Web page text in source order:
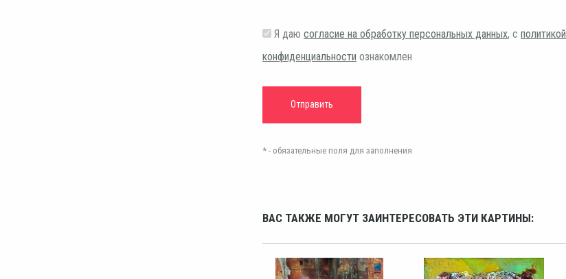
Я даю согласие на обработку персональных данных, с политикой
конфиденциальности ознакомлен
* - обязательные поля для заполнения
ВАС ТАКЖЕ МОГУТ ЗАИНТЕРЕСОВАТЬ ЭТИ КАРТИНЫ: